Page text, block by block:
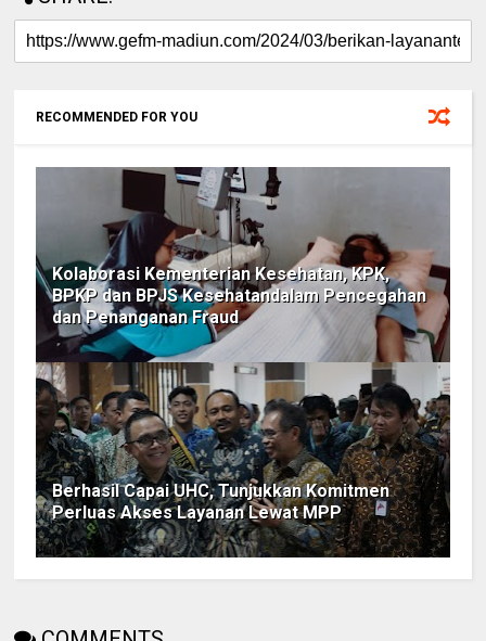
RECOMMENDED FOR YOU
Kolaborasi Kementerian Kesehatan, KPK,
BPKP dan BPJS Kesehatandalam Pencegahan
dan Penanganan Fraud
Berhasil Capai UHC, Tunjukkan Komitmen
Perluas Akses Layanan Lewat MPP